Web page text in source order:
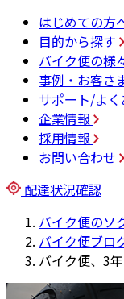
はじめての方
目的から探す
バイク便の様
事例・お客さ
サポート/よ
企業情報
採用情報
お問い合わせ
配達状況確認
バイク便のソ
バイク便ブロ
バイク便、3